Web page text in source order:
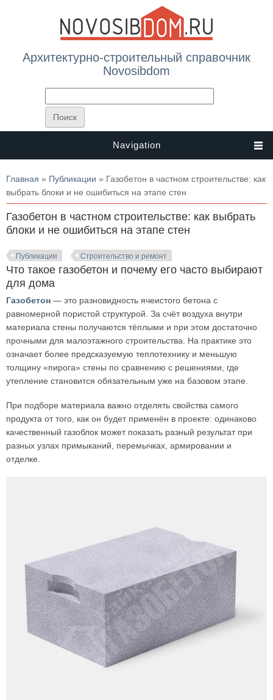
Архитектурно-строительный справочник
Novosibdom
Navigation
Вы здесь
Главная » Публикации » Газобетон в частном строительстве: как
выбрать блоки и не ошибиться на этапе стен
Газобетон в частном строительстве: как выбрать
блоки и не ошибиться на этапе стен
Публикации Строительство и ремонт
Что такое газобетон и почему его часто выбирают
для дома
Газобетон — это разновидность ячеистого бетона с
равномерной пористой структурой. За счёт воздуха внутри
материала стены получаются тёплыми и при этом достаточно
прочными для малоэтажного строительства. На практике это
означает более предсказуемую теплотехнику и меньшую
толщину «пирога» стены по сравнению с решениями, где
утепление становится обязательным уже на базовом этапе.
При подборе материала важно отделять свойства самого
продукта от того, как он будет применён в проекте: одинаково
качественный газоблок может показать разный результат при
разных узлах примыканий, перемычках, армировании и
отделке.